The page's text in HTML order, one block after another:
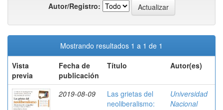
Autor/Registro:
Mostrando resultados 1 a 1 de 1
Vista
previa
Fecha de
publicación
Título Autor(es)
2019-08-09
Las grietas del
neoliberalismo:
Universidad
Nacional